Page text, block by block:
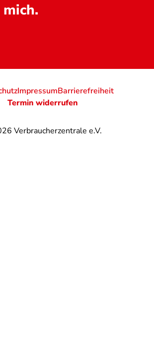
Verbraucherzentrale e.V.
ImpressumBarrierefreiheit
Termin widerrufen